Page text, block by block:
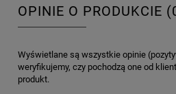
OPINIE O PRODUKCIE
Wyświetlane są wszystkie opinie
weryfikujemy, czy pochodzą one od
produkt.